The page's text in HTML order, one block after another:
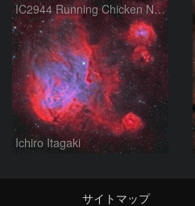
IC2944 Running Chicken Nebula
Ichiro Itagaki
サイトマップ